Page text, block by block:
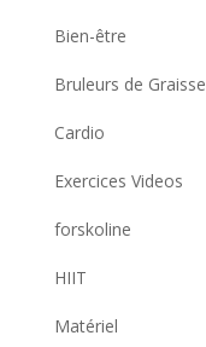
Bien-être
Bruleurs de Graisse
Cardio
Exercices Videos
forskoline
HIIT
Matériel